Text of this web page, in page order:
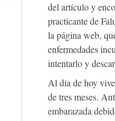
del artículo y
practicante de
la página web,
enfermedades
intentarlo y
Al día de hoy
de tres meses.
embarazada